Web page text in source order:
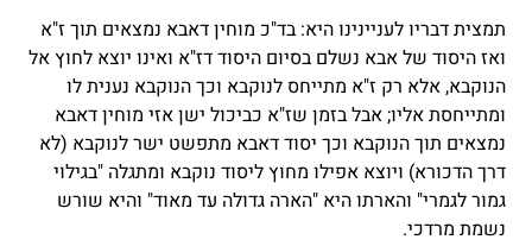
תמצית דבריו לעניינינו היא: בד"כ מוחין דאבא נמצאים תוך ז"א
ואז היסוד של אבא נשלם בסיום היסוד דז"א ואינו יוצא לחוץ אל
הנוקבא, אלא רק ז"א מתייחס לנוקבא וכך הנוקבא נענית לו
ומתייחסת אליו; אבל בזמן שז"א כביכול ישן אזי מוחין דאבא
נמצאים תוך הנוקבא וכך יסוד דאבא מתפשט ישר לנוקבא (לא
דרך הדכורא) ויוצא אפילו מחוץ ליסוד נוקבא ומתגלה "בגילוי
גמור לגמרי" והארתו היא "הארה גדולה עד מאוד" והיא שורש
נשמת מרדכי.